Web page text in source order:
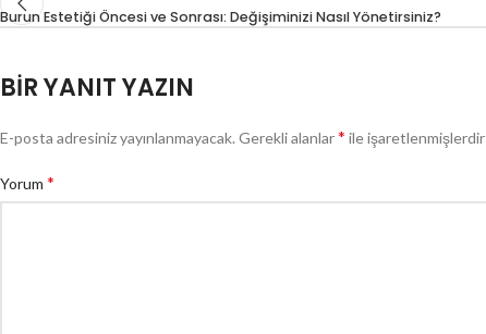
Burun Estetiği Öncesi ve Sonrası: Değişiminizi Nasıl Yönetirsiniz?
BIR YANIT YAZIN
E-posta adresiniz yayınlanmayacak. Gerekli alanlar* ile işaretlenmişlerdir
Yorum *